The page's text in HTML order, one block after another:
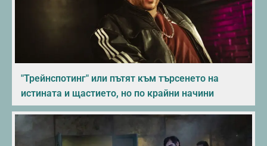
"Трейнспотинг" или пътят към търсенето на
истината и щастието, но по крайни начини